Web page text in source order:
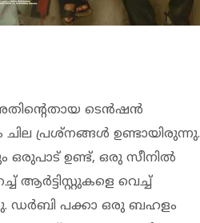
ടെൻഷൻ
പ്രശ്നങ്ങൾ ഉണ്ടായിരുന്നു.
ഉണ്ട്, ഒരു സീനിൽ
ആർട്ടിസ്റ്റുകളെ വെച്ച്
ഡർബി പക്കാ ഒരു ബഹളം